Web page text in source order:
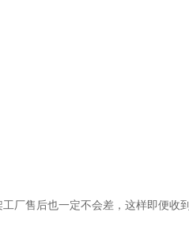
厂售后也一定不会差，这样即便收到